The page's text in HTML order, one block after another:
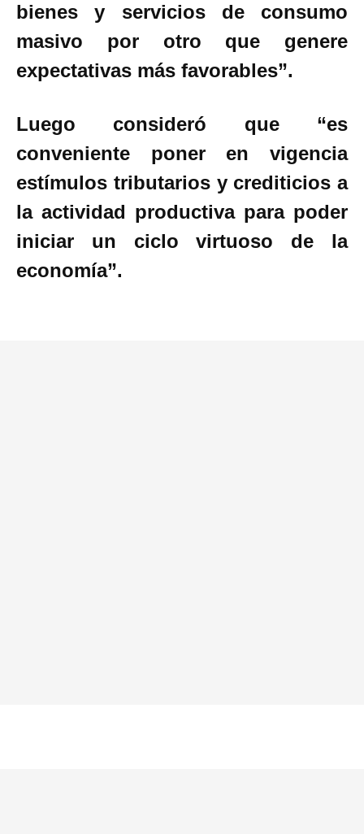
bienes y servicios de consumo
masivo por otro que genere
expectativas más favorables”.
Luego consideró que “es
conveniente poner en vigencia
estímulos tributarios y crediticios a
la actividad productiva para poder
iniciar un ciclo virtuoso de la
economía”.